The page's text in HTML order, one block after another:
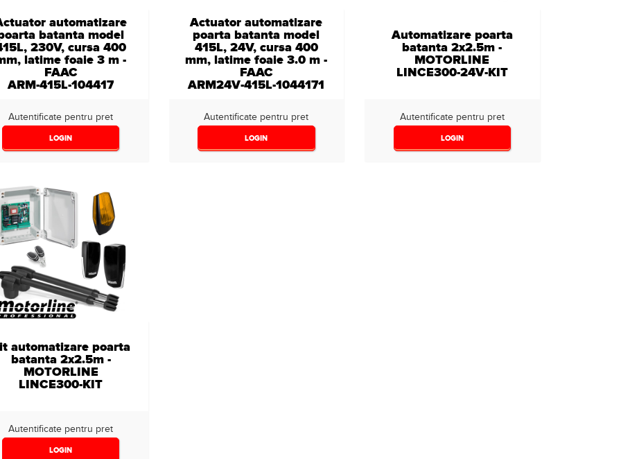
automatizare
batanta model
230V, cursa 400
latime foaie 3 m -
FAAC
ARM-415L-104417
Autentificate pentru pret
LOGIN
Actuator automatizare
poarta batanta model
415L, 24V, cursa 400
mm, latime foaie 3.0 m -
FAAC
ARM24V-415L-1044171
Autentificate pentru pret
LOGIN
Automatizare poarta
batanta 2x2.5m -
MOTORLINE
LINCE300-24V-KIT
Autentificate pentru pret
LOGIN
automatizare poarta
batanta 2x2.5m -
MOTORLINE
LINCE300-KIT
Autentificate pentru pret
LOGIN